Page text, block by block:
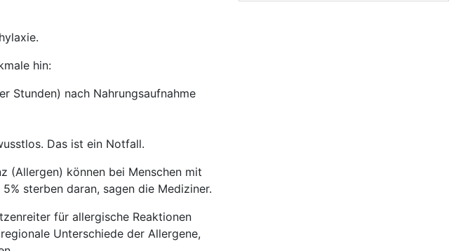
hin:
Stunden) nach Nahrungsaufnahme
Das ist ein Notfall.
(Allergen) können bei Menschen mit
sterben daran, sagen die Mediziner.
für allergische Reaktionen
Unterschiede der Allergene,